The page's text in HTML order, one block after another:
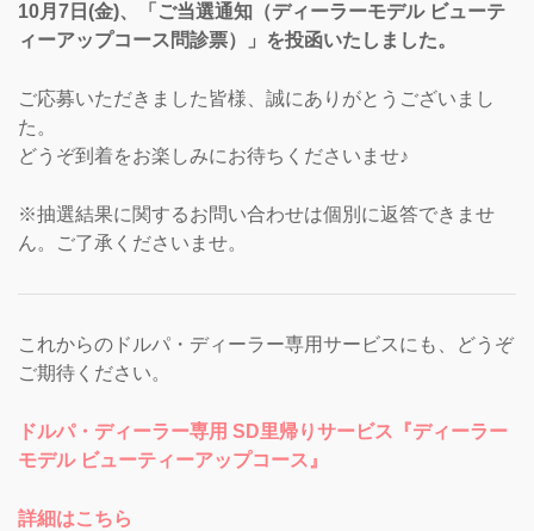
10月7日(金)、「ご当選通知（ディーラーモデル ビューテ
ィーアップコース問診票）」を投函いたしました。
ご応募いただきました皆様、誠にありがとうございまし
た。
どうぞ到着をお楽しみにお待ちくださいませ♪
※抽選結果に関するお問い合わせは個別に返答できませ
ん。ご了承くださいませ。
これからのドルパ・ディーラー専用サービスにも、どうぞ
ご期待ください。
ドルパ・ディーラー専用 SD里帰りサービス『ディーラー
モデル ビューティーアップコース』
詳細はこちら